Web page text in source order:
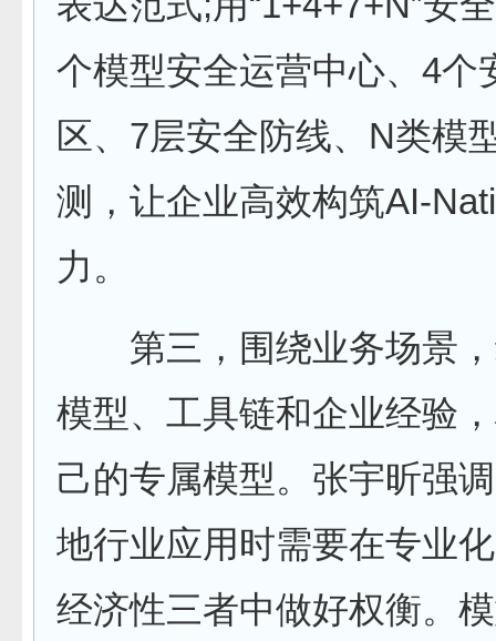
个模型安全运营中心、4个
区、7层安全防线、N类模
测，让企业高效构筑AI-
力。
第三，围绕业务场景，
模型、工具链和企业经验
己的专属模型。张宇昕强
地行业应用时需要在专业
经济性三者中做好权衡。